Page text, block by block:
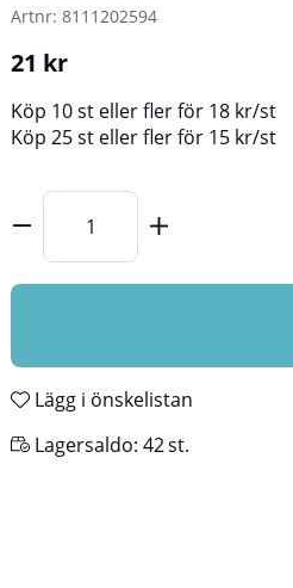
Artnr: 8111202594
21 kr
Köp 10 st eller fler för 18 kr/st
Köp 25 st eller fler för 15 kr/st
Lägg i önskelistan
Lagersaldo: 42st.